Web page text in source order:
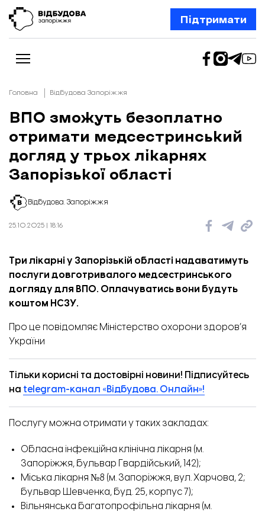
Підтримати
Новини
Відбудова Запоріжжя
Ексклюзив
Бізнес
Шлях додому
Колонки
Про нас
Редакційна політика
Головна Відбудова Запоріжжя
ВПО зможуть безоплатно
отримати медсестринський
догляд у трьох лікарнях
Запорізької області
Відбудова. Запоріжжя
25.10.2025 | 18:16
Три лікарні у Запорізькій області надаватимуть
послуги довготривалого медсестринського
догляду для ВПО. Оплачуватись вони будуть
коштом НСЗУ.
Про це повідомляє Міністерство охорони здоров’я
України
Тільки корисні та достовірні новини! Підписуйтесь
на telegram-канал «Відбудова. Онлайн»!
Послугу можна отримати у таких закладах:
Обласна інфекційна клінічна лікарня (м.
Запоріжжя, бульвар Гвардійський, 142);
Міська лікарня №8 (м. Запоріжжя, вул. Харчова, 2;
бульвар Шевченка, буд. 25, корпус 7);
Вільнянська багатопрофільна лікарня (м.